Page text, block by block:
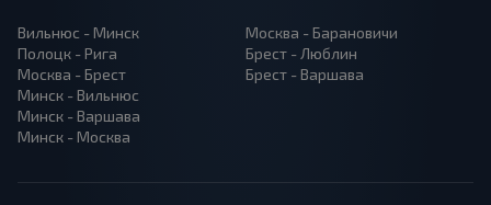
Вильнюс - Минск
Полоцк - Рига
Москва - Брест
Минск - Вильнюс
Минск - Варшава
Минск - Москва
Москва - Барановичи
Брест - Люблин
Брест - Варшава